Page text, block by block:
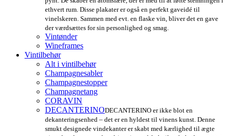
ethvert rum. Disse plakater er også en perfekt gaveidé til
vinelskeren. Sammen med evt. en flaske vin, bliver det en gave
der værdsættes for sin personlighed og smag.
Vintønder
Wineframes
Vintilbehør
Alt i vintilbehør
Champagnesabler
Champagnestopper
Champagnetang
CORAVIN
DECANTERINODECANTERINO er ikke blot en
dekanteringsenhed – det er en hyldest til vinens kunst. Denne
smukt designede vindekanter er skabt med kærlighed til ægte